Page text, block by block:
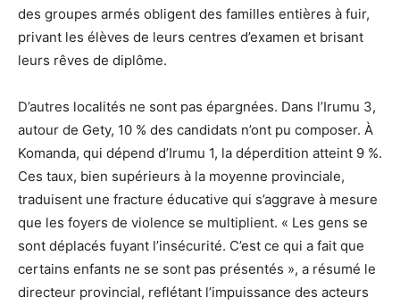
des groupes armés obligent des familles entières à fuir,
privant les élèves de leurs centres d’examen et brisant
leurs rêves de diplôme.
D’autres localités ne sont pas épargnées. Dans l’Irumu 3,
autour de Gety, 10 % des candidats n’ont pu composer. À
Komanda, qui dépend d’Irumu 1, la déperdition atteint 9 %.
Ces taux, bien supérieurs à la moyenne provinciale,
traduisent une fracture éducative qui s’aggrave à mesure
que les foyers de violence se multiplient. « Les gens se
sont déplacés fuyant l’insécurité. C’est ce qui a fait que
certains enfants ne se sont pas présentés », a résumé le
directeur provincial, reflétant l’impuissance des acteurs